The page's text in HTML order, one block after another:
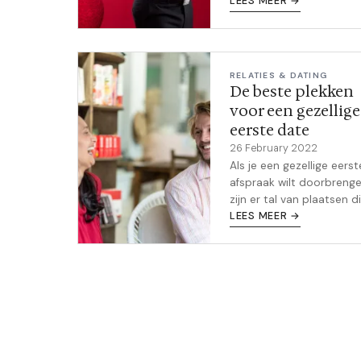
in je kussen als een klein
meisje. Geen...
RELATIES & DATING
De beste plekken
voor een gezellige
eerste date
26 February 2022
Als je een gezellige
afspraak wilt
zijn er tal van plaatsen
perfecte gelegenheid
LEES MEER →